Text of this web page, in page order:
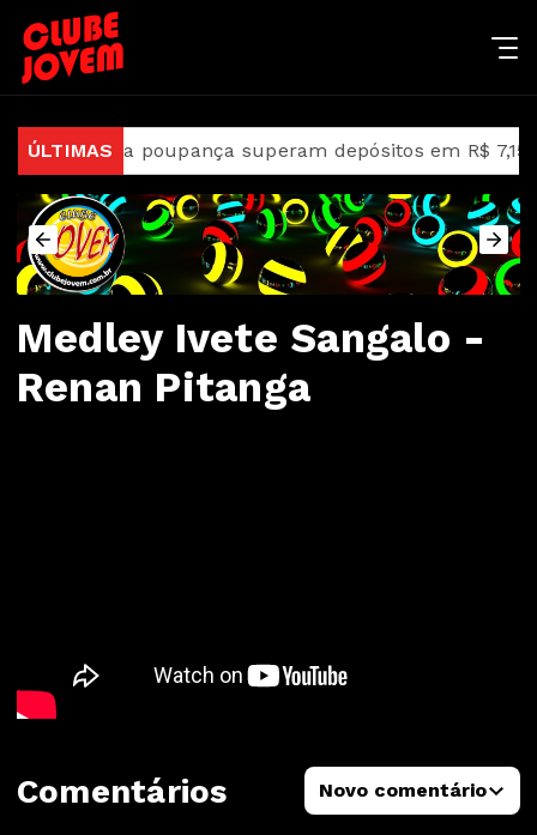
ÚLTIMAS
da poupança superam depósitos em R$ 7,15 bilhões
Medley Ivete Sangalo -
Renan Pitanga
Comentários Novo comentário